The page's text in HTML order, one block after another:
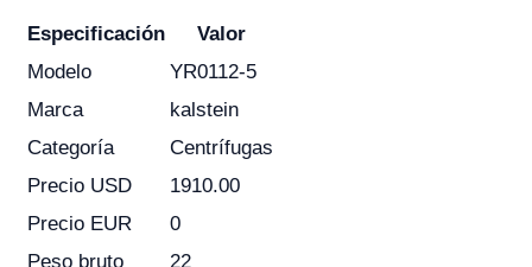
Especificación
Valor
Modelo
YR0112-5
Marca
kalstein
Categoría
Centrífugas
Precio USD
1910.00
Precio EUR
0
Peso bruto
22